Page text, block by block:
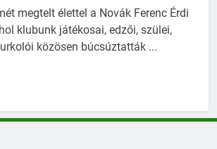
megtelt élettel a Novák Ferenc Érdi
klubunk játékosai, edzői, szülei,
közösen búcsúztatták ...